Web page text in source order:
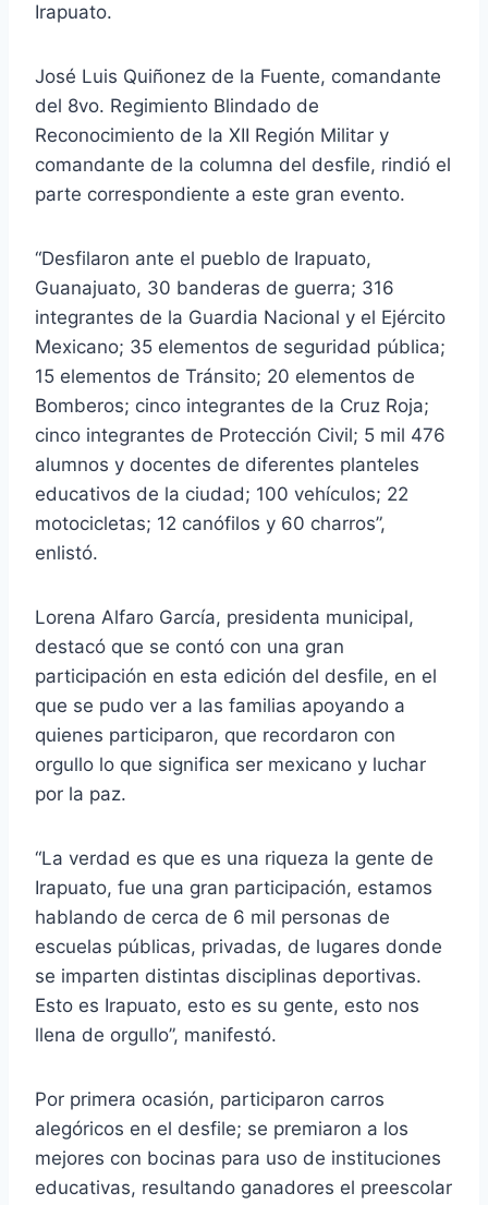
Irapuato.
José Luis Quiñonez de la Fuente, comandante
del 8vo. Regimiento Blindado de
Reconocimiento de la XII Región Militar y
comandante de la columna del desfile, rindió el
parte correspondiente a este gran evento.
“Desfilaron ante el pueblo de Irapuato,
Guanajuato, 30 banderas de guerra; 316
integrantes de la Guardia Nacional y el Ejército
Mexicano; 35 elementos de seguridad pública;
15 elementos de Tránsito; 20 elementos de
Bomberos; cinco integrantes de la Cruz Roja;
cinco integrantes de Protección Civil; 5 mil 476
alumnos y docentes de diferentes planteles
educativos de la ciudad; 100 vehículos; 22
motocicletas; 12 canófilos y 60 charros”,
enlistó.
Lorena Alfaro García, presidenta municipal,
destacó que se contó con una gran
participación en esta edición del desfile, en el
que se pudo ver a las familias apoyando a
quienes participaron, que recordaron con
orgullo lo que significa ser mexicano y luchar
por la paz.
“La verdad es que es una riqueza la gente de
Irapuato, fue una gran participación, estamos
hablando de cerca de 6 mil personas de
escuelas públicas, privadas, de lugares donde
se imparten distintas disciplinas deportivas.
Esto es Irapuato, esto es su gente, esto nos
llena de orgullo”, manifestó.
Por primera ocasión, participaron carros
alegóricos en el desfile; se premiaron a los
mejores con bocinas para uso de instituciones
educativas, resultando ganadores el preescolar